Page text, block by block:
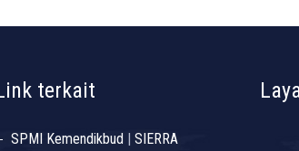
terkait
SPMI Kemendikbud | SIERRA